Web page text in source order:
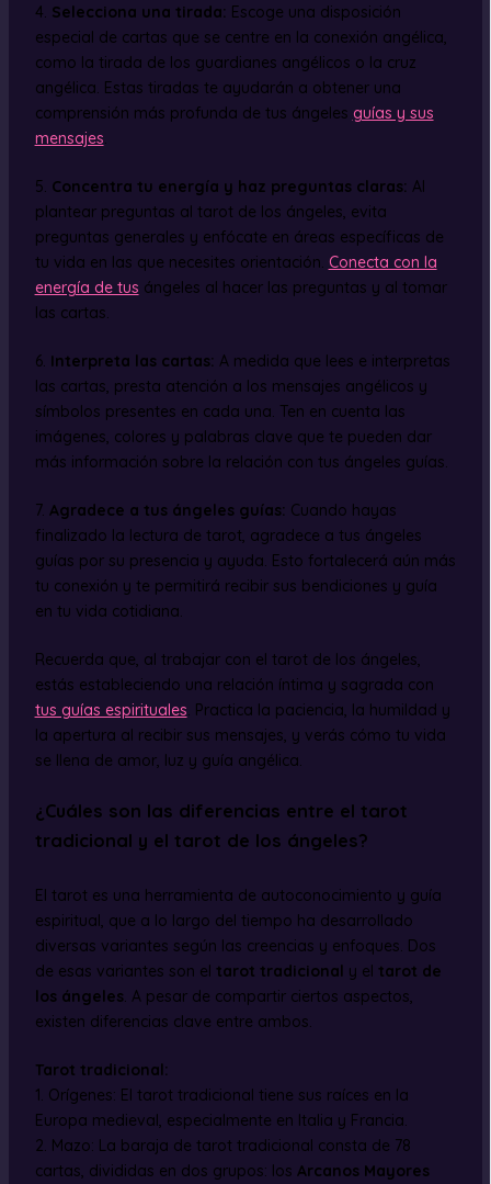
4. Selecciona una tirada: Escoge una disposición
especial de cartas que se centre en la conexión angélica,
como la tirada de los guardianes angélicos o la cruz
angélica. Estas tiradas te ayudarán a obtener una
comprensión más profunda de tus ángeles guías y sus
mensajes.
5. Concentra tu energía y haz preguntas claras: Al
plantear preguntas al tarot de los ángeles, evita
preguntas generales y enfócate en áreas específicas de
tu vida en las que necesites orientación. Conecta con la
energía de tus ángeles al hacer las preguntas y al tomar
las cartas.
6. Interpreta las cartas: A medida que lees e interpretas
las cartas, presta atención a los mensajes angélicos y
símbolos presentes en cada una. Ten en cuenta las
imágenes, colores y palabras clave que te pueden dar
más información sobre la relación con tus ángeles guías.
7. Agradece a tus ángeles guías: Cuando hayas
finalizado la lectura de tarot, agradece a tus ángeles
guías por su presencia y ayuda. Esto fortalecerá aún más
tu conexión y te permitirá recibir sus bendiciones y guía
en tu vida cotidiana.
Recuerda que, al trabajar con el tarot de los ángeles,
estás estableciendo una relación íntima y sagrada con
tus guías espirituales. Practica la paciencia, la humildad y
la apertura al recibir sus mensajes, y verás cómo tu vida
se llena de amor, luz y guía angélica.
¿Cuáles son las diferencias entre el tarot
tradicional y el tarot de los ángeles?
El tarot es una herramienta de autoconocimiento y guía
espiritual, que a lo largo del tiempo ha desarrollado
diversas variantes según las creencias y enfoques. Dos
de esas variantes son el tarot tradicional y el tarot de
los ángeles. A pesar de compartir ciertos aspectos,
existen diferencias clave entre ambos.
Tarot tradicional:
1. Orígenes: El tarot tradicional tiene sus raíces en la
Europa medieval, especialmente en Italia y Francia.
2. Mazo: La baraja de tarot tradicional consta de 78
cartas, divididas en dos grupos: los Arcanos Mayores